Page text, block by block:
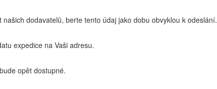
dodavatelů, berte tento údaj jako dobu obvyklou k odeslání.
expedice na Vaši adresu.
opět dostupné.